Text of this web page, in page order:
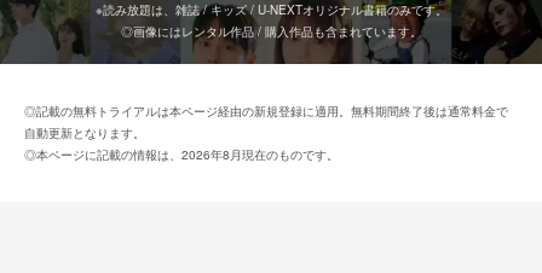
※読み放題は、雑誌 / キッズ / U-NEXTオリジナル書籍のみです。
◎画像にはレンタル作品 / 購入作品も含まれています。
◎記載の無料トライアルは本ページ経由の新規登録に適用。無料期間終了後は通常料金で
自動更新となります。
◎本ページに記載の情報は、2026年8月現在のものです。